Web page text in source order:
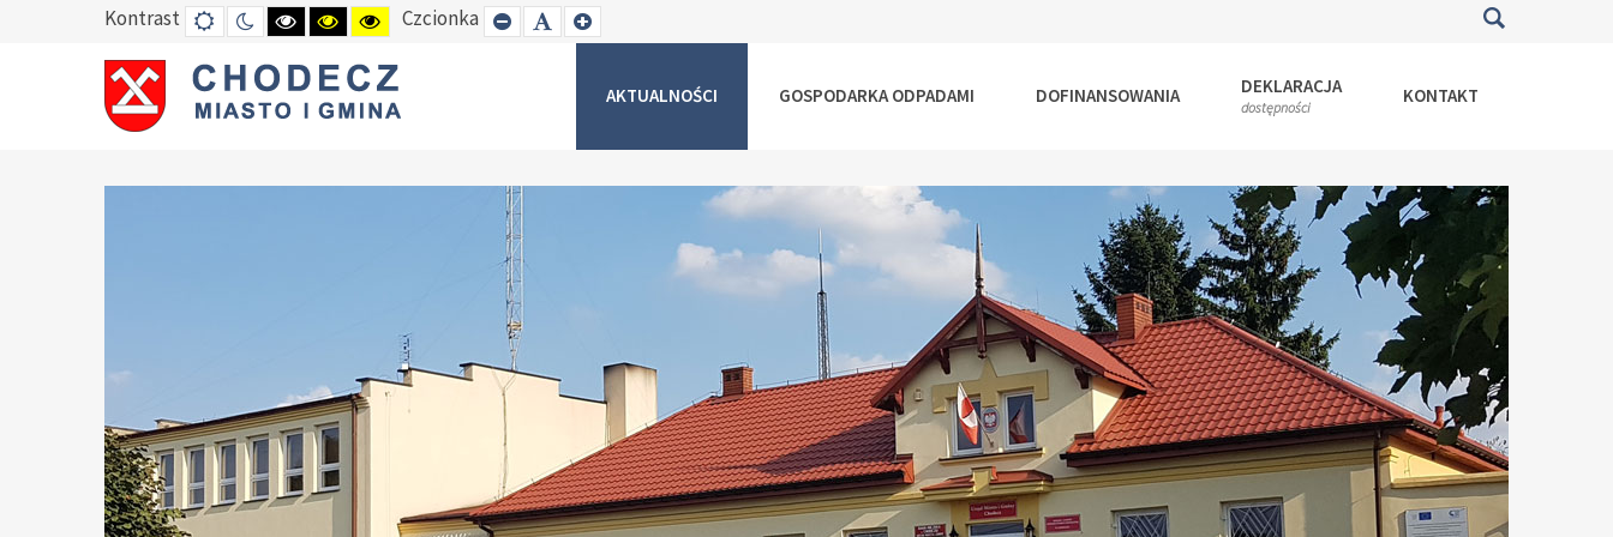
Kontrast DEFAULT
MODE
TRYB
NOCNY
HIGH
CONTRAST
BLACK
WHITE
MODE
HIGH
CONTRAST
BLACK
YELLOW
MODE
HIGH
CONTRAST
YELLOW
BLACK
MODE
Czcionka SET
SMALLER
SET
DEFAULT
SET
LARGER
AKTUALNOŚCI GOSPODARKA ODPADAMI DOFINANSOWANIA DEKLARACJA
dostępności KONTAKT